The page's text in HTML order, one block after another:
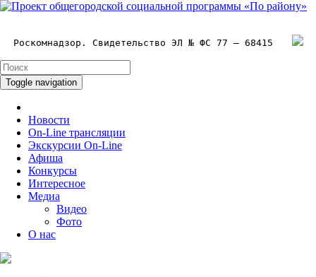
Роскомнадзор. Свидетельство ЭЛ № ФС 77 – 68415
Toggle navigation
Новости
On-Line трансляции
Экскурсии On-Line
Афиша
Конкурсы
Интересное
Медиа
Видео
Фото
О нас